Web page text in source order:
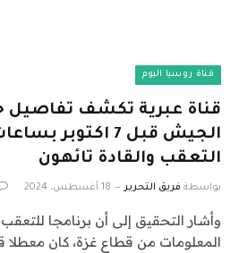
قناة روسيا اليوم
قناة عبرية تكشف تفاصيل
الجيش قبل 7
التعقب والقادة تائهون
بواسطة فريق التحرير 18 أغسطس، 2024
وأشار التحقيق إلى أن برنامجا للتعقب
المعلومات من قطاع غزة، كان معطلا